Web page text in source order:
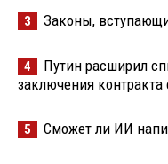
3 Законы,
4
Путин расширил
заключения
5 Сможет ли ИИ